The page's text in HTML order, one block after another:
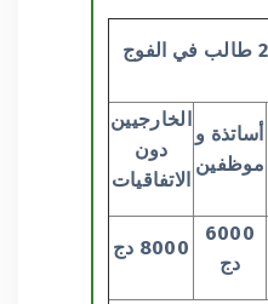
أساتذة و
موظفين
الخارجيين
دون
الاتفاقيات
6000
دج
8000 دج